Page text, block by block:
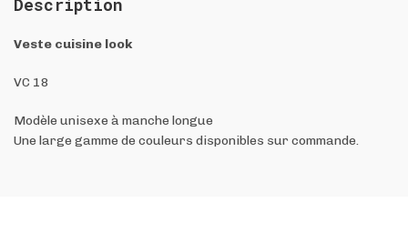
Description
Veste cuisine look
VC 18
Modèle unisexe à manche longue
Une large gamme de couleurs disponibles sur commande.